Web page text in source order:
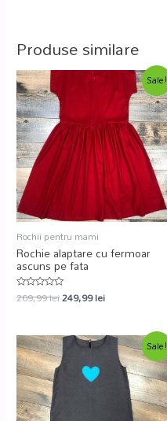
Produse similare
Sale!
Rochii pentru mami
Rochie alaptare cu fermoar
ascuns pe fata
Evaluat
la
269,99lei249,99lei
Sale!